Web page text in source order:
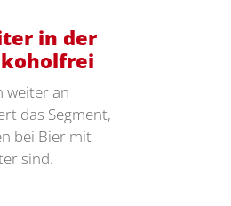
in der
weiter an
das Segment,
bei Bier mit
sind.